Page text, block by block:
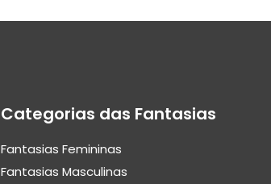
Categorias das Fantasias
Fantasias Femininas
Fantasias Masculinas